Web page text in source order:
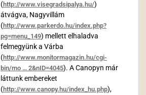
(http://www.visegradsipalya.hu/)
átvágva, Nagyvillám
(http://www.parkerdo.hu/index.php?
pg=menu_149) mellett elhaladva
felmegyünk a Várba
(http://www.monitormagazin.hu/cgi-
bin/mo … 2&nID=4045). A Canopyn már
láttunk embereket
(http://www.canopy.hu/index_hu.php),